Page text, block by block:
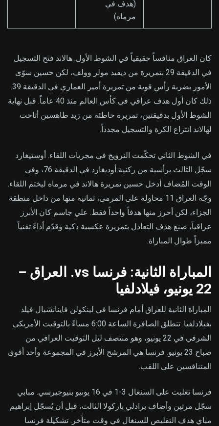
(هدف في
مرماه)
كان العراق منافساً حقيقياً في الشوط الأول. هالاند فتح التسجيل
في الدقيقة 29 بتمريرة من ديفيد مولر وولف، لكن حسين سوّى
الأمور بضربة رأس قوية من تمريرة أمير العماري في الدقيقة 39.
ذلك كان أول هدف عراقي في كأس العالم منذ 40 عاماً. قبل نهاية
الشوط الأول بدقيقتين، تمريرة خاطئة من زيد طاهسين أتاحت
لهالاند انتزاع الكرة والتسجيل مجدداً.
في الشوط الثاني تحكّمت النرويج في مجريات اللقاء. أوستيغارد
سجّل الثالث برأسية من ركنية أوديغارد في الدقيقة 76، وفي
الوقت المُضاف أدخل حسين تمريرة هالاند في مرماه ليختم اللقاء.
وجّه العراق 11 محاولة على المرمى، ثمانية منها من داخل منطقة
الجزاء، لكن أحرز منها هدفاً واحداً فقط. علي جاسم كان الأبرز
عراقياً، صنع هدف التعادل بتمريرة عكسية ذكية وقدّم أداءً تقنياً
مميزاً طوال المباراة.
المباراة الثانية: فرنسا vs. العراق –
22 يونيو، فيلادلفيا
المباراة الثانية للعراق أمام فرنسا في لينكولن فاينانشيال فيلد
بفيلادلفيا. تنطلق الصافرة الساعة 6:00 مساءً بالتوقيت الأمريكي
الشرقي في 22 يونيو، وهو منتصف ليل التوقيت العراقي من
صباح 23 يونيو. فرنسا هي المرشح الأبرز في المجموعة وأحد أقوى
المتنافسين على اللقب.
فرنسا تغلبت على السنغال 3-1 في 16 يونيو بنيوجيرسي. مبابي
سجّل مرتين وأضاف برادلي باركولا الثالث، قبل أن يُسجّل إبراهيم
مباي هدف التقليص للسنغال في وقت متأخر. تشكيلة فرنسا